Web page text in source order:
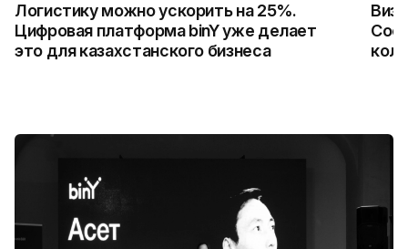
Логистику можно ускорить на 25%.
Цифровая платформа binY уже делает
это для казахстанского бизнеса